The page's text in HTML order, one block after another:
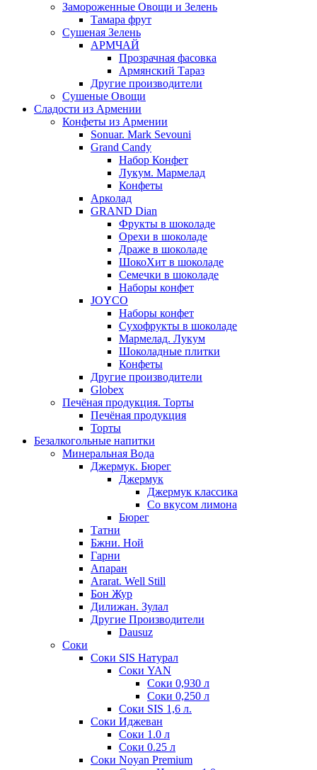
Замороженные Овощи и Зелень
Тамара фрут
Сушеная Зелень
АРМЧАЙ
Прозрачная фасовка
Армянский Тараз
Другие производители
Сушеные Овощи
Сладости из Армении
Конфеты из Армении
Sonuar. Mark Sevouni
Grand Candy
Набор Конфет
Лукум. Мармелад
Конфеты
Арколад
GRAND Dian
Фрукты в шоколаде
Орехи в шоколаде
Драже в шоколаде
ШокоХит в шоколаде
Семечки в шоколаде
Наборы конфет
JOYCO
Наборы конфет
Сухофрукты в шоколаде
Мармелад. Лукум
Шоколадные плитки
Конфеты
Другие производители
Globex
Печёная продукция. Торты
Печёная продукция
Торты
Безалкогольные напитки
Минеральная Вода
Джермук. Бюрег
Джермук
Джермук классика
Со вкусом лимона
Бюрег
Татни
Бжни. Ной
Гарни
Апаран
Ararat. Well Still
Бон Жур
Дилижан. Зулал
Другие Производители
Dausuz
Соки
Соки SIS Натурал
Соки YAN
Соки 0,930 л
Соки 0,250 л
Соки SIS 1,6 л.
Соки Иджеван
Соки 1.0 л
Соки 0.25 л
Соки Noyan Premium